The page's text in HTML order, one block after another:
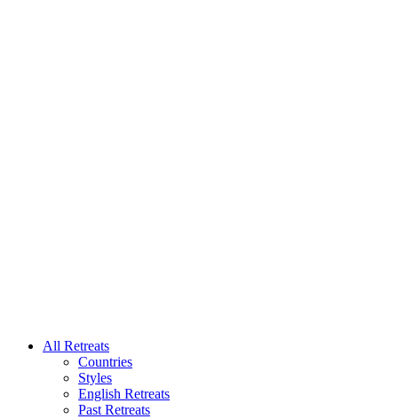
All Retreats
Countries
Styles
English Retreats
Past Retreats